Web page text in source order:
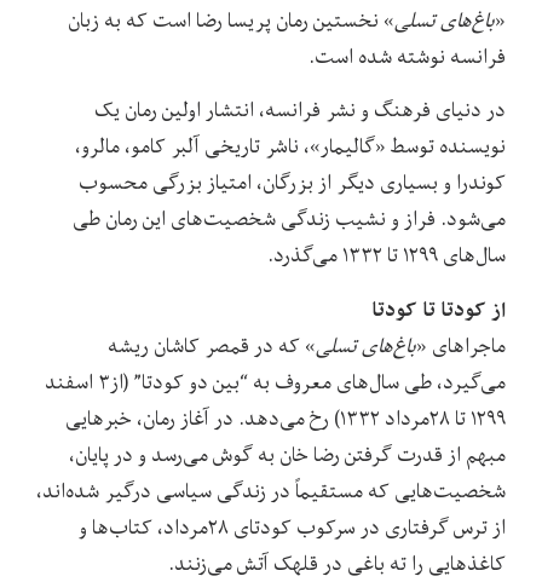
«باغ‌های تسلی» نخستین رمان پریسا رضا است که به زبان
فرانسه نوشته شده است.
در دنیای فرهنگ و نشر فرانسه، انتشار اولین رمان یک
نویسنده توسط «گالیمار»، ناشر تاریخی آلبر کامو، مالرو،
کوندرا و بسیاری دیگر از بزرگان، امتیاز بزرگی محسوب
می‌شود. فراز و نشیب زندگی شخصیت‌های این رمان طی
سال‌های ۱۲۹۹ تا ۱۳۳۲ می‌گذرد.
از کودتا تا کودتا
ماجراهای «باغ‌های تسلی» که در قمصر کاشان ریشه
می‌گیرد، طی سال‌های معروف به “بین دو کودتا” (از۳ اسفند
۱۲۹۹ تا ۲۸مرداد ۱۳۳۲) رخ می‌دهد. در آغاز رمان، خبرهایی
مبهم از قدرت گرفتن رضا خان به گوش می‌رسد و در پایان،
شخصیت‌هایی که مستقیماً در زندگی سیاسی درگیر شده‌اند،
از ترس گرفتاری در سرکوب کودتای ۲۸مرداد، کتاب‌ها و
کاغذهایی را ته باغی در قلهک آتش می‌زنند.